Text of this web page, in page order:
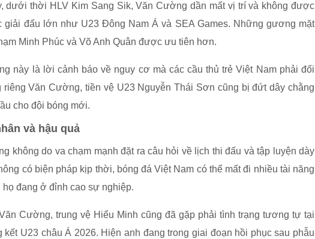
dưới thời HLV Kim Sang Sik, Văn Cường dần mất vị trí và không được
giải đấu lớn như U23 Đông Nam Á và SEA Games. Những gương mặt
Minh Phúc và Võ Anh Quân được ưu tiên hơn.
này là lời cảnh báo về nguy cơ mà các cầu thủ trẻ Việt Nam phải đối
riêng Văn Cường, tiền vệ U23 Nguyễn Thái Sơn cũng bị đứt dây chằng
cho đội bóng mới.
và hậu quả
không do va chạm mạnh đặt ra câu hỏi về lịch thi đấu và tập luyện dày
có biện pháp kịp thời, bóng đá Việt Nam có thể mất đi nhiều tài năng
họ đang ở đỉnh cao sự nghiệp.
Cường, trung vệ Hiểu Minh cũng đã gặp phải tình trạng tương tự tại
kết U23 châu Á 2026. Hiện anh đang trong giai đoạn hồi phục sau phẫu